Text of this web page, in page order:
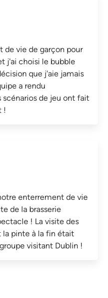
de vie de garçon pour
j'ai choisi le bubble
que j'aie jamais
a rendu
scénarios de jeu ont fait
!
enterrement de vie
de la brasserie
! La visite des
pinte à la fin était
visitant Dublin !